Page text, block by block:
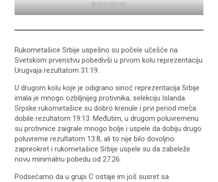
Srbija-Island
Rukometašice Srbije uspešno su počele učešće na
Svetskom prvenstvu pobedivši u prvom kolu reprezentaciju
Urugvaja rezultatom 31:19.
U drugom kolu koje je odigrano sinoć reprezentacija Srbije
imala je mnogo ozbiljnijeg protivnika, selekciju Islanda.
Srpske rukometašice su dobro krenule i prvi period meča
dobile rezultatom 19:13. Međutim, u drugom poluvremenu
su protivnice zaigrale mnogo bolje i uspele da dobiju drugo
poluvreme rezultatom 13:8, ali to nije bilo dovoljno
zapreokret i rukometašice Srbije uspele su da zabeleže
novu minimalnu pobedu od 27:26.
Podsećamo da u grupi C ostaje im još susret sa